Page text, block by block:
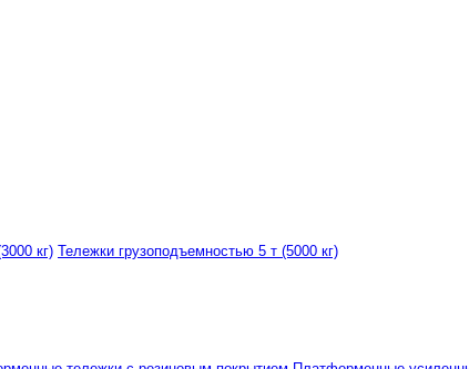
кг) Тележки грузоподъемностью 5 т (5000 кг)